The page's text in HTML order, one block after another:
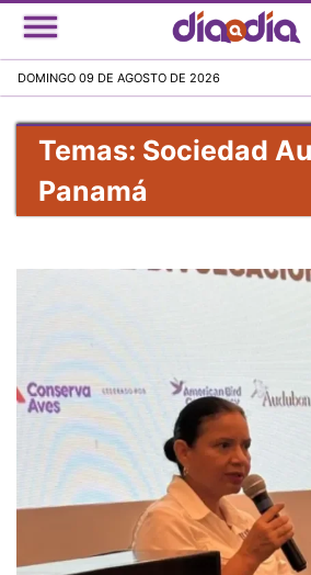
Pasar
al
principal
DOMINGO 09 DE AGOSTO DE 2026
Temas: Sociedad
Panamá